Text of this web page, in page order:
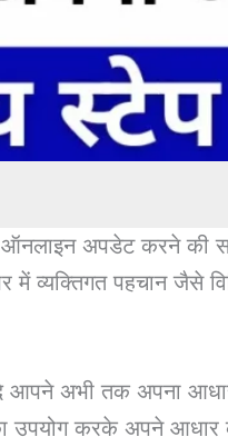
अपडेट करने की
पहचान जैसे
आपने अभी तक अपना
उपयोग करके अपने